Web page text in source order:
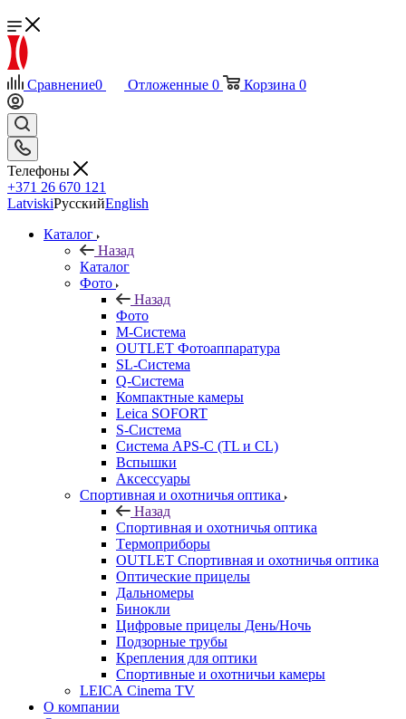
Сравнение0 Отложенные 0 Корзина 0
Телефоны
+371 26 670 121
LatviskiРусскийEnglish
Каталог
Назад
Каталог
Фото
Назад
Фото
M-Система
OUTLET Фотоаппаратура
SL-Система
Q-Cистема
Компактные камеры
Leica SOFORT
S-Система
Система APS-C (TL и CL)
Вспышки
Аксессуары
Спортивная и охотничья оптика
Назад
Спортивная и охотничья оптика
Tермоприборы
OUTLET Спортивная и охотничья оптика
Оптические прицелы
Дальномеры
Бинокли
Цифровые прицелы День/Ночь
Подзорные трубы
Крепления для оптики
Спортивные и охотничьи камеры
LEICA Cinema TV
О компании